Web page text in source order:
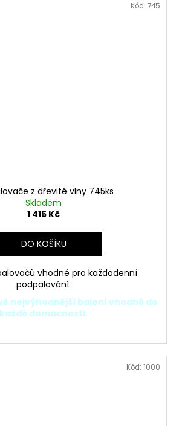
z dřevité vlny 745ks
Skladem
1 415 Kč
DO KOŠÍKU
vhodné pro každodenní
podpalování.
nejvýhodnější balení vhodné do
každé domácnosti.
Kód: 745
Kód: 1000